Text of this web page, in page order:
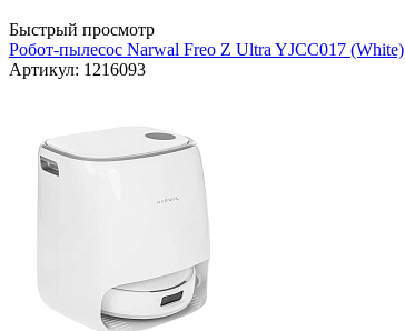
Быстрый просмотр
Робот-пылесос Narwal Freo Z Ultra YJCC017 (White)
Артикул: 1216093